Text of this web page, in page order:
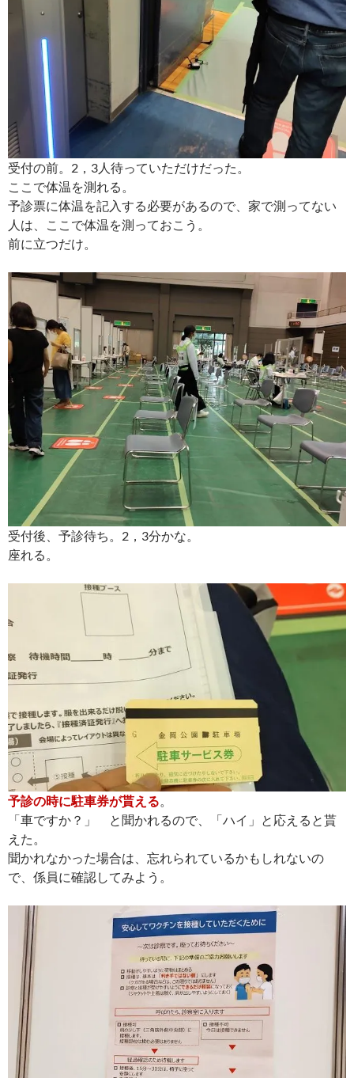
受付の前。2，3人待っていただけだった。
ここで体温を測れる。
予診票に体温を記入する必要があるので、家で測ってない
人は、ここで体温を測っておこう。
前に立つだけ。
受付後、予診待ち。2，3分かな。
座れる。
予診の時に駐車券が貰える
「車ですか？」 と聞かれるので、「ハイ」と応えると貰
えた。
聞かれなかった場合は、忘れられているかもしれないの
で、係員に確認してみよう。